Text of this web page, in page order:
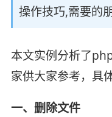
操作技巧,需要的
本文实例分析了
家供大家参考，具
一、删除文件